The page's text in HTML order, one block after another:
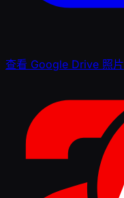
查看 Google Drive 照片